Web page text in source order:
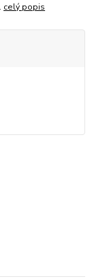
celý popis